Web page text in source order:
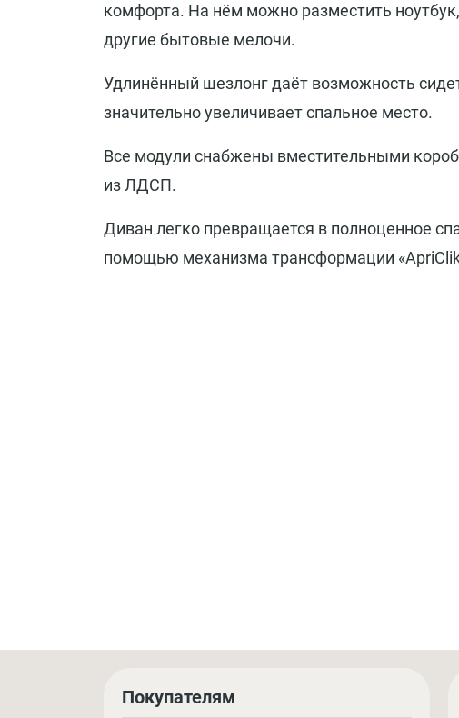
комфорта. На нём можно разместить
другие бытовые мелочи.
Удлинённый шезлонг даёт возможность
значительно увеличивает спальное место.
Все модули снабжены вместительными
из ЛДСП.
Диван легко превращается в полноценное
помощью механизма трансформации
Покупателям